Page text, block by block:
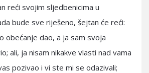
reći svojim sljedbenicima u
bude sve riješeno, šejtan će reći:
obećanje dao, a ja sam svoja
ali, ja nisam nikakve vlasti nad vama
pozivao i vi ste mi se odazivali;